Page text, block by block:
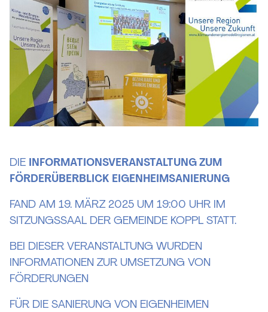
DIE INFORMATIONSVERANSTALTUNG ZUM
FÖRDERÜBERBLICK EIGENHEIMSANIERUNG
FAND AM 19. MÄRZ 2025 UM 19:00 UHR IM
SITZUNGSSAAL DER GEMEINDE KOPPL STATT.
BEI DIESER VERANSTALTUNG WURDEN
INFORMATIONEN ZUR UMSETZUNG VON
FÖRDERUNGEN
FÜR DIE SANIERUNG VON EIGENHEIMEN